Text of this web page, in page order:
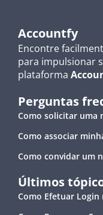
Accountfy
Encontre
para impulsionar
plataforma
Perguntas
Como solicitar uma
Como associar
Como convidar um
Últimos
Como Efetuar Login